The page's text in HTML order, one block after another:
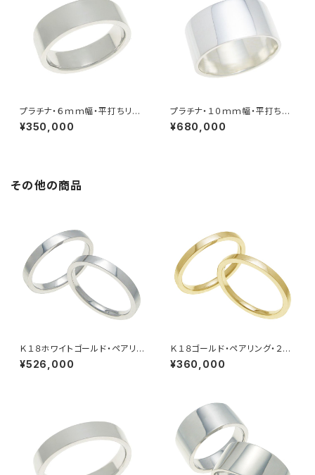
プラチナ・６ｍｍ幅・平打ちリン
グ
¥350,000
プラチナ・１０ｍｍ幅・平打ちリ
ング
¥680,000
その他の商品
Ｋ１８ホワイトゴールド・ペアリン
グ・３ｍｍ幅・平打ちリング
¥526,000
Ｋ１８ゴールド・ペアリング・２ｍ
ｍ幅・平打ちリング
¥360,000